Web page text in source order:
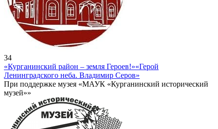
34
«Курганинский район – земля Героев!»«Герой
Ленинградского неба. Владимир Серов»
При поддержке музея «МАУК «Курганинский исторический
музей»»